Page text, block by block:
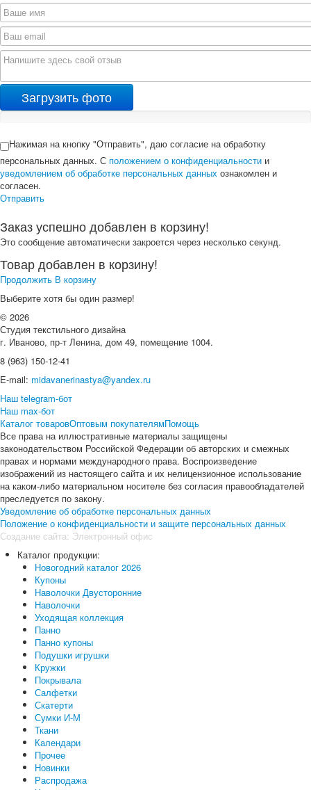
Загрузить фото
Нажимая на кнопку "Отправить", даю согласие на обработку
персональных данных. С положением о конфиденциальности и
уведомлением об обработке персональных данных ознакомлен и
согласен.
Отправить
Заказ успешно добавлен в корзину!
Это сообщение автоматически закроется через несколько секунд.
Товар добавлен в корзину!
Продолжить В корзину
Выберите хотя бы один размер!
© 2026
Студия текстильного дизайна
г. Иваново, пр-т Ленина, дом 49, помещение 1004.
8 (963) 150-12-41
E-mail: midavanerinastya@yandex.ru
Наш telegram-бот
Наш max-бот
Каталог товаровОптовым покупателямПомощь
Все права на иллюстративные материалы защищены
законодательством Российской Федерации об авторских и смежных
правах и нормами международного права. Воспроизведение
изображений из настоящего сайта и их нелицензионное использование
на каком-либо материальном носителе без согласия правообладателей
преследуется по закону.
Уведомление об обработке персональных данных
Положение о конфиденциальности и защите персональных данных
Создание сайта: Электронный офис
Каталог продукции:
Новогодний каталог 2026
Купоны
Наволочки Двусторонние
Наволочки
Уходящая коллекция
Панно
Панно купоны
Подушки игрушки
Кружки
Покрывала
Салфетки
Скатерти
Сумки И-М
Ткани
Календари
Прочее
Новинки
Распродажа